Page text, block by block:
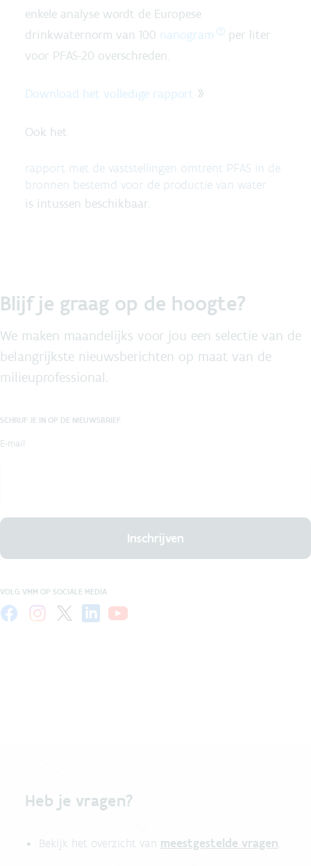
enkele analyse wordt de Europese
drinkwaternorm van 100 nanogram
per liter
voor PFAS-20 overschreden.
Download het volledige rapport »
Ook het
rapport met de vaststellingen omtrent PFAS in de
bronnen bestemd voor de productie van water
is intussen beschikbaar.
Blijf je graag op de hoogte?
We maken maandelijks voor jou een selectie van de
belangrijkste nieuwsberichten op maat van de
milieuprofessional.
SCHRIJF JE IN OP DE NIEUWSBRIEF
E-mail
Inschrijven
VOLG VMM OP SOCIALE MEDIA
Heb je vragen?
Bekijk het overzicht van meestgestelde vragen.